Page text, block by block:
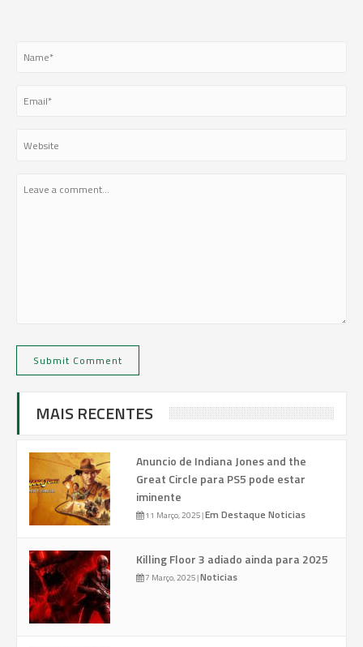
MAIS RECENTES
Anuncio de Indiana Jones and the
Great Circle para PS5 pode estar
iminente
11 Março, 2025|Em Destaque Noticias
Killing Floor 3 adiado ainda para 2025
7 Março, 2025|Noticias